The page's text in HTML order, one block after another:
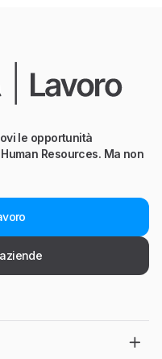
le opportunità
Resources. Ma non